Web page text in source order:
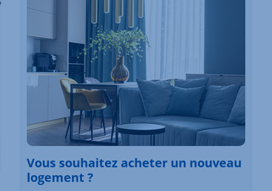
Vous souhaitez acheter un nouveau
logement ?